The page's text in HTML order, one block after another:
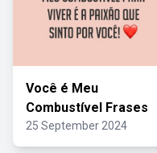
Você é Meu
Combustível Frases
25 September 2024